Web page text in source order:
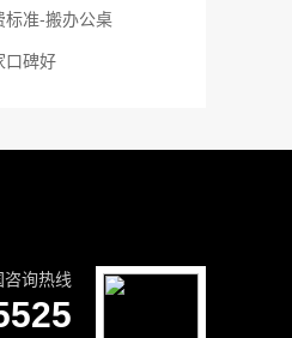
标准-搬办公桌
口碑好
咨询热线